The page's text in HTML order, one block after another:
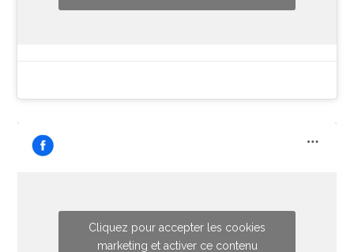
Cliquez pour accepter les cookies
marketing et activer ce contenu